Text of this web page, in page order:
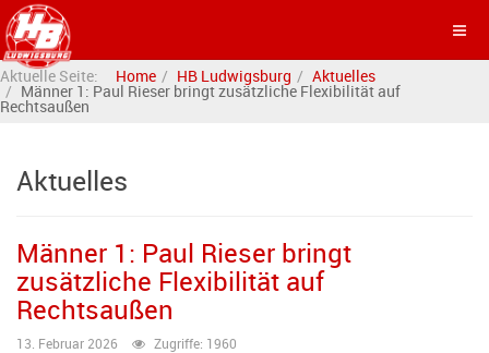
Aktuelle Seite: Home HB Ludwigsburg Aktuelles
Männer 1: Paul Rieser bringt zusätzliche Flexibilität auf
Rechtsaußen
Aktuelles
Männer 1: Paul Rieser bringt
zusätzliche Flexibilität auf
Rechtsaußen
13. Februar 2026 Zugriffe: 1960